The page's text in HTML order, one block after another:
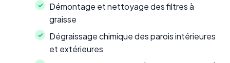
Démontage et nettoyage des filtres à
graisse
Dégraissage chimique des parois intérieures
et extérieures